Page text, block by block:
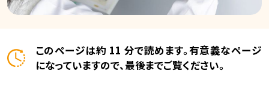
このページは約 11 分で読めます。有意義なページ
になっていますので、最後までご覧ください。